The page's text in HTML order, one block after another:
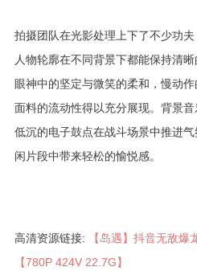
拍摄团队在光影处理上下了不少功
人物轮廓在不同背景下都能保持清
眼神中的坚定与微笑的柔和，慢动
面料的流动性得以充分展现。背景
低沉的电子鼓点在战斗场景中推进
闲片段中带来轻松的愉悦感。
高清资源链接:
【岛遇】抖音无敌
【780P 424V 22.7G】